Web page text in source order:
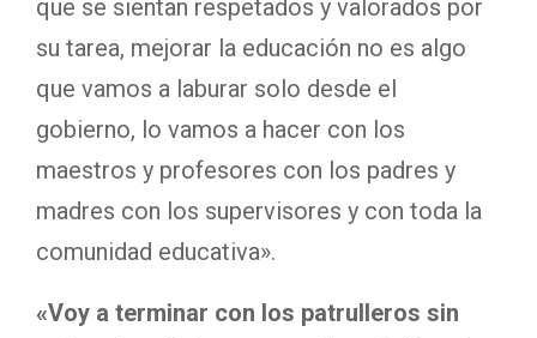
que se sientan respetados y valorados por
su tarea, mejorar la educación no es algo
que vamos a laburar solo desde el
gobierno, lo vamos a hacer con los
maestros y profesores con los padres y
madres con los supervisores y con toda la
comunidad educativa».
«Voy a terminar con los patrulleros sin